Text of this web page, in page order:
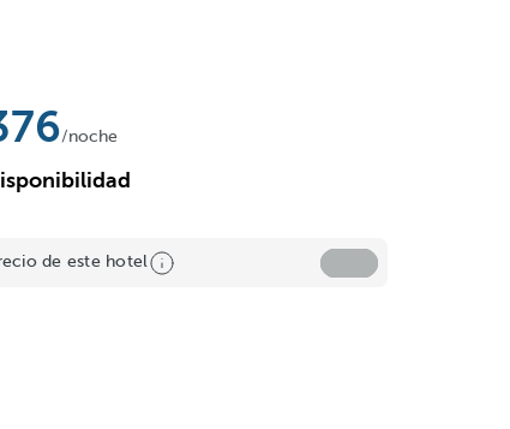
/noche
de este hotel